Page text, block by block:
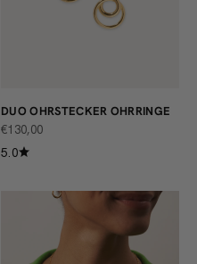
DUO OHRSTECKER OHRRINGE
ANGEBOT
€130,00
5.0